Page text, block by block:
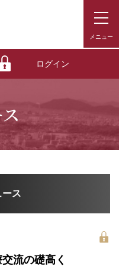
ログイン
ース
交流の礎高く